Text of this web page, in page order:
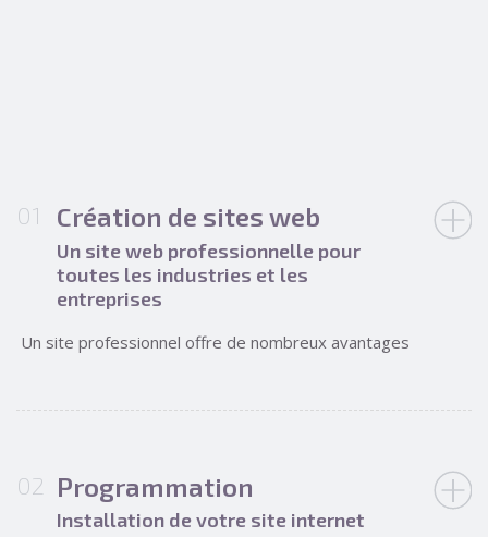
Création de sites web
Un site web professionnelle pour
toutes les industries et les
entreprises
Un site professionnel offre de nombreux avantages
Programmation
Installation de votre site internet